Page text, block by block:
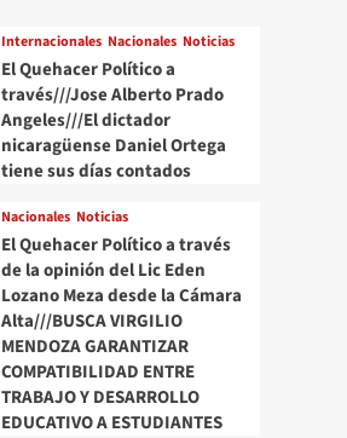
Internacionales Nacionales Noticias
El Quehacer Político a
través///Jose Alberto Prado
Angeles///El dictador
nicaragüense Daniel Ortega
tiene sus días contados
Nacionales Noticias
El Quehacer Político a través
de la opinión del Lic Eden
Lozano Meza desde la Cámara
Alta///BUSCA VIRGILIO
MENDOZA GARANTIZAR
COMPATIBILIDAD ENTRE
TRABAJO Y DESARROLLO
EDUCATIVO A ESTUDIANTES